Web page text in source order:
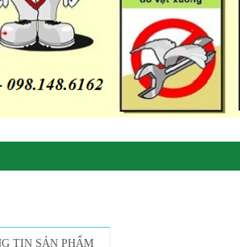
TIN SẢN PHẨM